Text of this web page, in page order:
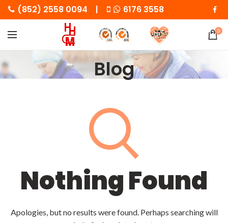
(852) 2558 0094 | 6176 3558
0
Blog
Nothing Found
Apologies, but no results were found. Perhaps searching will